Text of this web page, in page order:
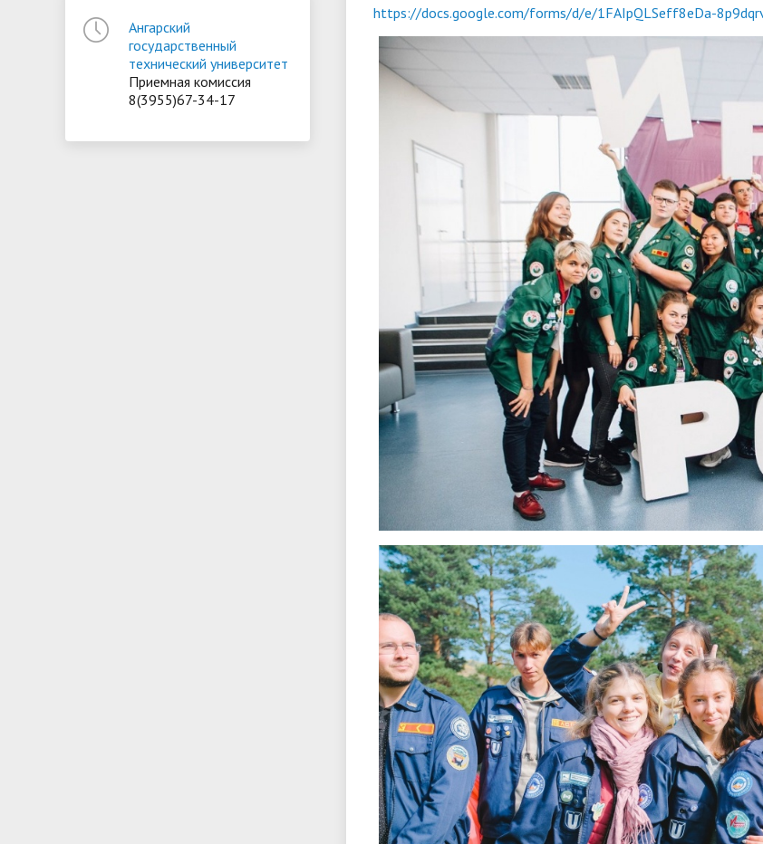
Ангарский
государственный
технический университет
Приемная комиссия
8(3955)67-34-17
https://docs.google.com/forms/d/e/1FAIpQLSeff8eDa-